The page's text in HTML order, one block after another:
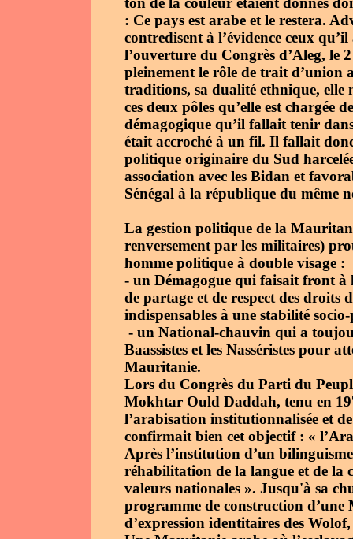
: Ce pays est arabe et le restera.
contredisent à l’évidence ceux
l’ouverture du Congrès d’Aleg, le
pleinement le rôle de trait d’union
traditions, sa dualité ethnique, elle
ces deux pôles qu’elle est chargée
démagogique qu’il fallait tenir
était accroché à un fil. Il fallait
politique originaire du Sud
association avec les Bidan et
Sénégal à la république du même
La gestion politique de la
renversement par les militaires)
homme politique à double visage :
- un Démagogue qui faisait front à
de partage et de respect des droits
indispensables à une stabilité
- un National-chauvin qui a
Baassistes et les Nasséristes pour
Mauritanie.
Lors du Congrès du Parti du
Mokhtar Ould Daddah, tenu en
l’arabisation institutionnalisée et
confirmait bien cet objectif : «
Après l’institution d’un
réhabilitation de la langue et de la
valeurs nationales ». Jusqu'à sa
programme de construction
d’expression identitaires des